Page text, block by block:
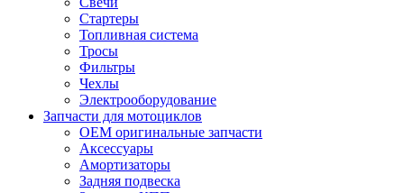
Стартеры
Топливная система
Тросы
Фильтры
Чехлы
Электрооборудование
Запчасти для мотоциклов
OEM оригинальные запчасти
Аксессуары
Амортизаторы
Задняя подвеска